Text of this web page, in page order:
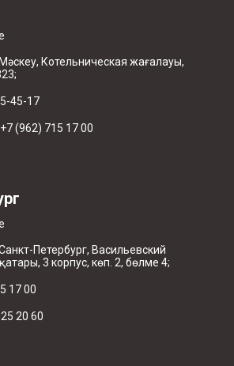
Котельническая жағалауы,
45-17
(962) 715 17 00
Петербург, Васильевский
3 корпус, көп. 2, бөлме 4;
17 00
20 60